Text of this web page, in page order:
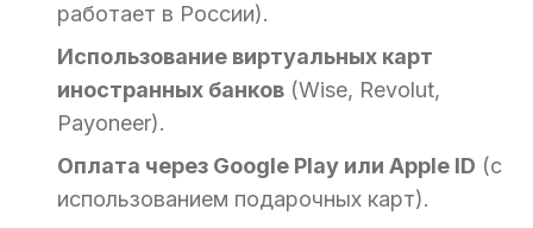
работает в России).
Использование виртуальных карт
иностранных банков (Wise, Revolut,
Payoneer).
Оплата через Google Play или Apple ID (с
использованием подарочных карт).